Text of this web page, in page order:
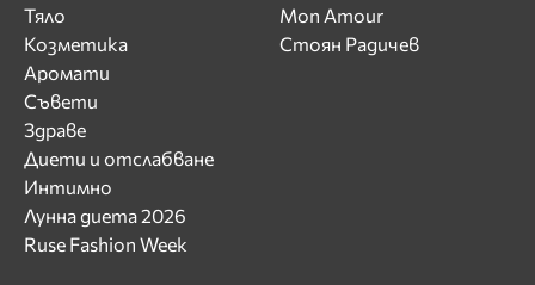
Тяло
Козметика
Аромати
Съвети
Здраве
Диети и отслабване
Интимно
Лунна диета 2026
Ruse Fashion Week
Mon Amour
Стоян Радичев